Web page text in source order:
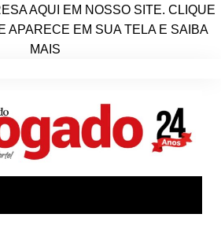
AQUI EM NOSSO SITE. CLIQUE
APARECE EM SUA TELA E SAIBA
MAIS